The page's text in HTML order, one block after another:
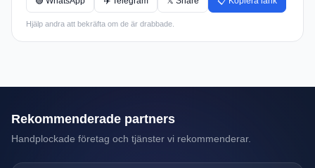
Hjälp andra att bekräfta om de är drabbade.
Rekommenderade partners
Handplockade företag och tjänster vi rekommenderar.